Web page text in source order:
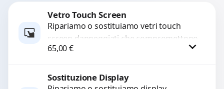
Vetro Touch Screen
Ripariamo o sostituiamo vetri touch
screen danneggiati che compromettono
l’uso del dispositivo. Utilizziamo ricambi
65,00€
Procedi
Sostituzione Display